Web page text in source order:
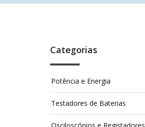
Categorias
Potência e Energia
Testadores de Baterias